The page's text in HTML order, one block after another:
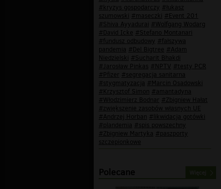
#kryzys gospodarczy #łukasz
szumowski #maseczki #Event 201
#Shiva Ayyadurai #Wolfgang Wodarg
#David Icke #Stefano Montanari
#fundusz odbudowy #fałszywa
pandemia #Del Bigtree #Adam
Niedzielski #Sucharit Bhakdi
#Jarosław Pinkas #NPTV #testy PCR
#Pfizer #segregacja sanitarna
#stygmatyzacja #Marcin Osadowski
#Krzysztof Simon #amantadyna
#Włodzimierz Bodnar #Zbigniew Hałat
#zwiększenie zasobów własnych UE
#Andrzej Horban #likwidacja gotówki
#plandemia #spis powszechny
#Zbigniew Martyka #paszporty
szczepionkowe
Polecane